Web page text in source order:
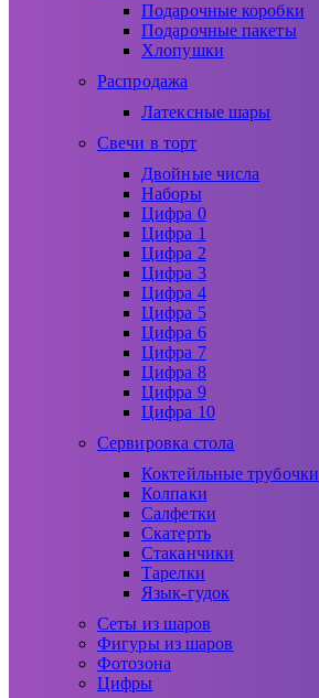
Подарочные коробки
Подарочные пакеты
Хлопушки
Распродажа
Латексные шары
Свечи в торт
Двойные числа
Наборы
Цифра 0
Цифра 1
Цифра 2
Цифра 3
Цифра 4
Цифра 5
Цифра 6
Цифра 7
Цифра 8
Цифра 9
Цифра 10
Сервировка стола
Коктейльные трубочки
Колпаки
Салфетки
Скатерть
Стаканчики
Тарелки
Язык-гудок
Сеты из шаров
Фигуры из шаров
Фотозона
Цифры